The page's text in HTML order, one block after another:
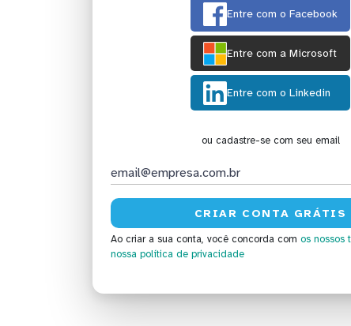
Entre com o Facebook
Entre com a Microsoft
Entre com o Linkedin
ou cadastre-se com seu email
Ao criar a sua conta, você concorda com os nossos
nossa política de privacidade